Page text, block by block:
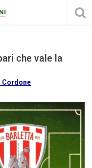
che vale la
Cordone